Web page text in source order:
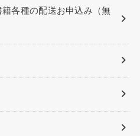
籍各種の配送お申込み（無